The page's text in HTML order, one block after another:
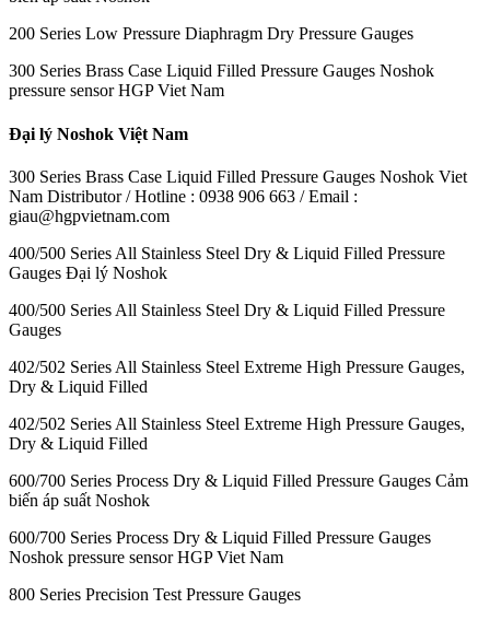
200 Series Low Pressure Diaphragm Dry Pressure Gauges
300 Series Brass Case Liquid Filled Pressure Gauges Noshok
pressure sensor HGP Viet Nam
Đại lý Noshok Việt Nam
300 Series Brass Case Liquid Filled Pressure Gauges Noshok Viet
Nam Distributor / Hotline : 0938 906 663 / Email :
giau@hgpvietnam.com
400/500 Series All Stainless Steel Dry & Liquid Filled Pressure
Gauges Đại lý Noshok
400/500 Series All Stainless Steel Dry & Liquid Filled Pressure
Gauges
402/502 Series All Stainless Steel Extreme High Pressure Gauges,
Dry & Liquid Filled
402/502 Series All Stainless Steel Extreme High Pressure Gauges,
Dry & Liquid Filled
600/700 Series Process Dry & Liquid Filled Pressure Gauges Cảm
biến áp suất Noshok
600/700 Series Process Dry & Liquid Filled Pressure Gauges
Noshok pressure sensor HGP Viet Nam
800 Series Precision Test Pressure Gauges